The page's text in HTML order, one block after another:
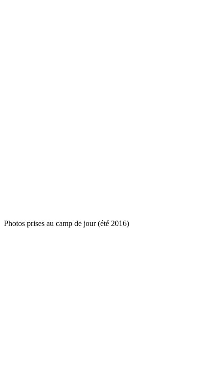
Photos prises au camp de jour (été 2016)